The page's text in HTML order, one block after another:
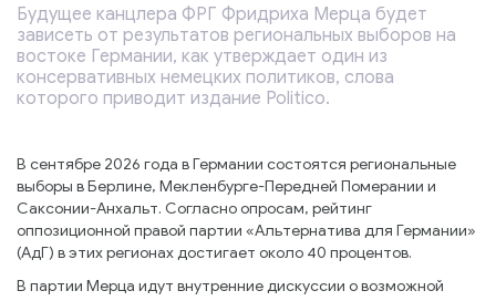
Будущее канцлера ФРГ Фридриха Мерца будет
зависеть от результатов региональных выборов на
востоке Германии, как утверждает один из
консервативных немецких политиков, слова
которого приводит издание Politico.
В сентябре 2026 года в Германии состоятся региональные
выборы в Берлине, Мекленбурге-Передней Померании и
Саксонии-Анхальт. Согласно опросам, рейтинг
оппозиционной правой партии «Альтернатива для Германии»
(АдГ) в этих регионах достигает около 40 процентов.
В партии Мерца идут внутренние дискуссии о возможной